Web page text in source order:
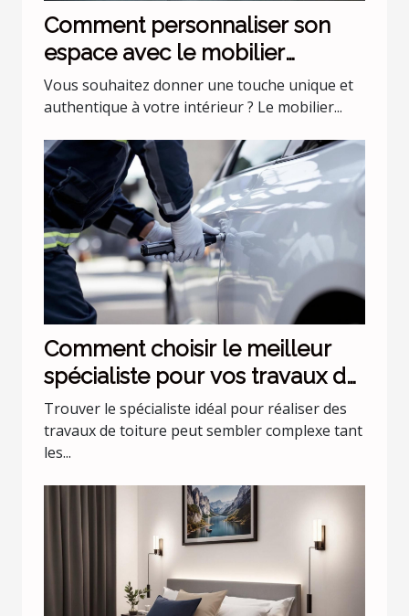
Comment personnaliser son
espace avec le mobilier
industriel ?
Vous souhaitez donner une touche unique et
authentique à votre intérieur ? Le mobilier...
Comment choisir le meilleur
spécialiste pour vos travaux de
toiture ?
Trouver le spécialiste idéal pour réaliser des
travaux de toiture peut sembler complexe tant
les...